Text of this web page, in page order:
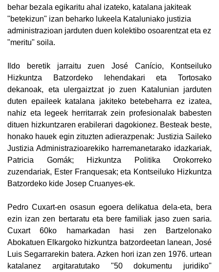
behar bezala egikaritu ahal izateko, katalana jakiteak
"betekizun" izan beharko lukeela Kataluniako justizia
administrazioan jarduten duen kolektibo osoarentzat eta ez
"meritu" soila.
Ildo beretik jarraitu zuen José Canício, Kontseiluko
Hizkuntza Batzordeko lehendakari eta Tortosako
dekanoak, eta ulergaiztzat jo zuen Katalunian jarduten
duten epaileek katalana jakiteko betebeharra ez izatea,
nahiz eta legeek herritarrak zein profesionalak babesten
dituen hizkuntzaren erabilerari dagokionez. Besteak beste,
honako hauek egin zituzten adierazpenak: Justizia Saileko
Justizia Administrazioarekiko harremanetarako idazkariak,
Patricia Gomák; Hizkuntza Politika Orokorreko
zuzendariak, Ester Franquesak; eta Kontseiluko Hizkuntza
Batzordeko kide Josep Cruanyes-ek.
Pedro Cuxart-en osasun egoera delikatua dela-eta, bera
ezin izan zen bertaratu eta bere familiak jaso zuen saria.
Cuxart 60ko hamarkadan hasi zen Bartzelonako
Abokatuen Elkargoko hizkuntza batzordeetan lanean, José
Luis Segarrarekin batera. Azken hori izan zen 1976. urtean
katalanez argitaratutako "50 dokumentu juridiko"